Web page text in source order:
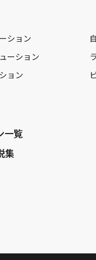
ション
ーション
ョン
一覧
集